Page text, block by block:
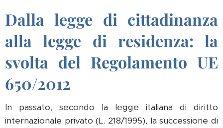
Dalla legge di cittadinanza
alla legge di residenza: la
svolta del Regolamento UE
650/2012
In passato, secondo la legge italiana di diritto
internazionale privato (L. 218/1995), la successione di